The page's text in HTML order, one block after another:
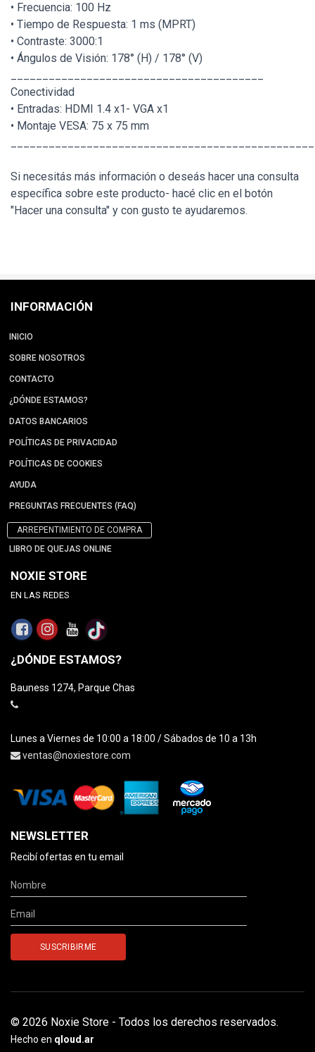
• Frecuencia: 100 Hz
• Tiempo de Respuesta: 1 ms (MPRT)
• Contraste: 3000:1
• Ángulos de Visión: 178° (H) / 178° (V)
Conectividad
• Entradas: HDMI 1.4 x1- VGA x1
• Montaje VESA: 75 x 75 mm
Si necesitás más información o deseás hacer una consulta
específica sobre este producto- hacé clic en el botón
"Hacer una consulta" y con gusto te ayudaremos.
INFORMACIÓN
INICIO
SOBRE NOSOTROS
CONTACTO
¿DÓNDE ESTAMOS?
DATOS BANCARIOS
POLÍTICAS DE PRIVACIDAD
POLÍTICAS DE COOKIES
AYUDA
PREGUNTAS FRECUENTES (FAQ)
ARREPENTIMIENTO DE COMPRA
LIBRO DE QUEJAS ONLINE
NOXIE STORE
EN LAS REDES
¿DÓNDE ESTAMOS?
Bauness 1274, Parque Chas
Lunes a Viernes de 10:00 a 18:00 / Sábados de 10 a 13h
ventas@noxiestore.com
NEWSLETTER
Recibí ofertas en tu email
© 2026 Noxie Store - Todos los derechos reservados.
Hecho en qloud.ar